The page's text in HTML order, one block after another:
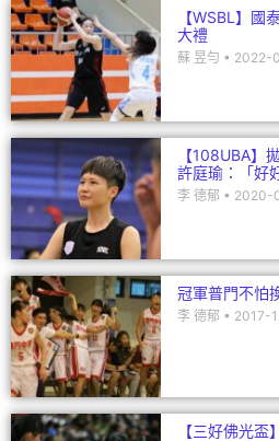
【WSBL】國
大禮
蘇 昱勻 2022-
【108UBA】
許庭瑜：「好
李 德郁 2020-
冠軍普門不怕
李 德郁 2017-
【三好佛光